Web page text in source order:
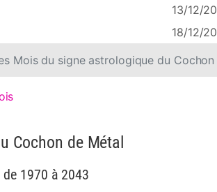
Mois du signe astrologique du
13/12/
18/12/
Cochon de Métal
1970 à 2043